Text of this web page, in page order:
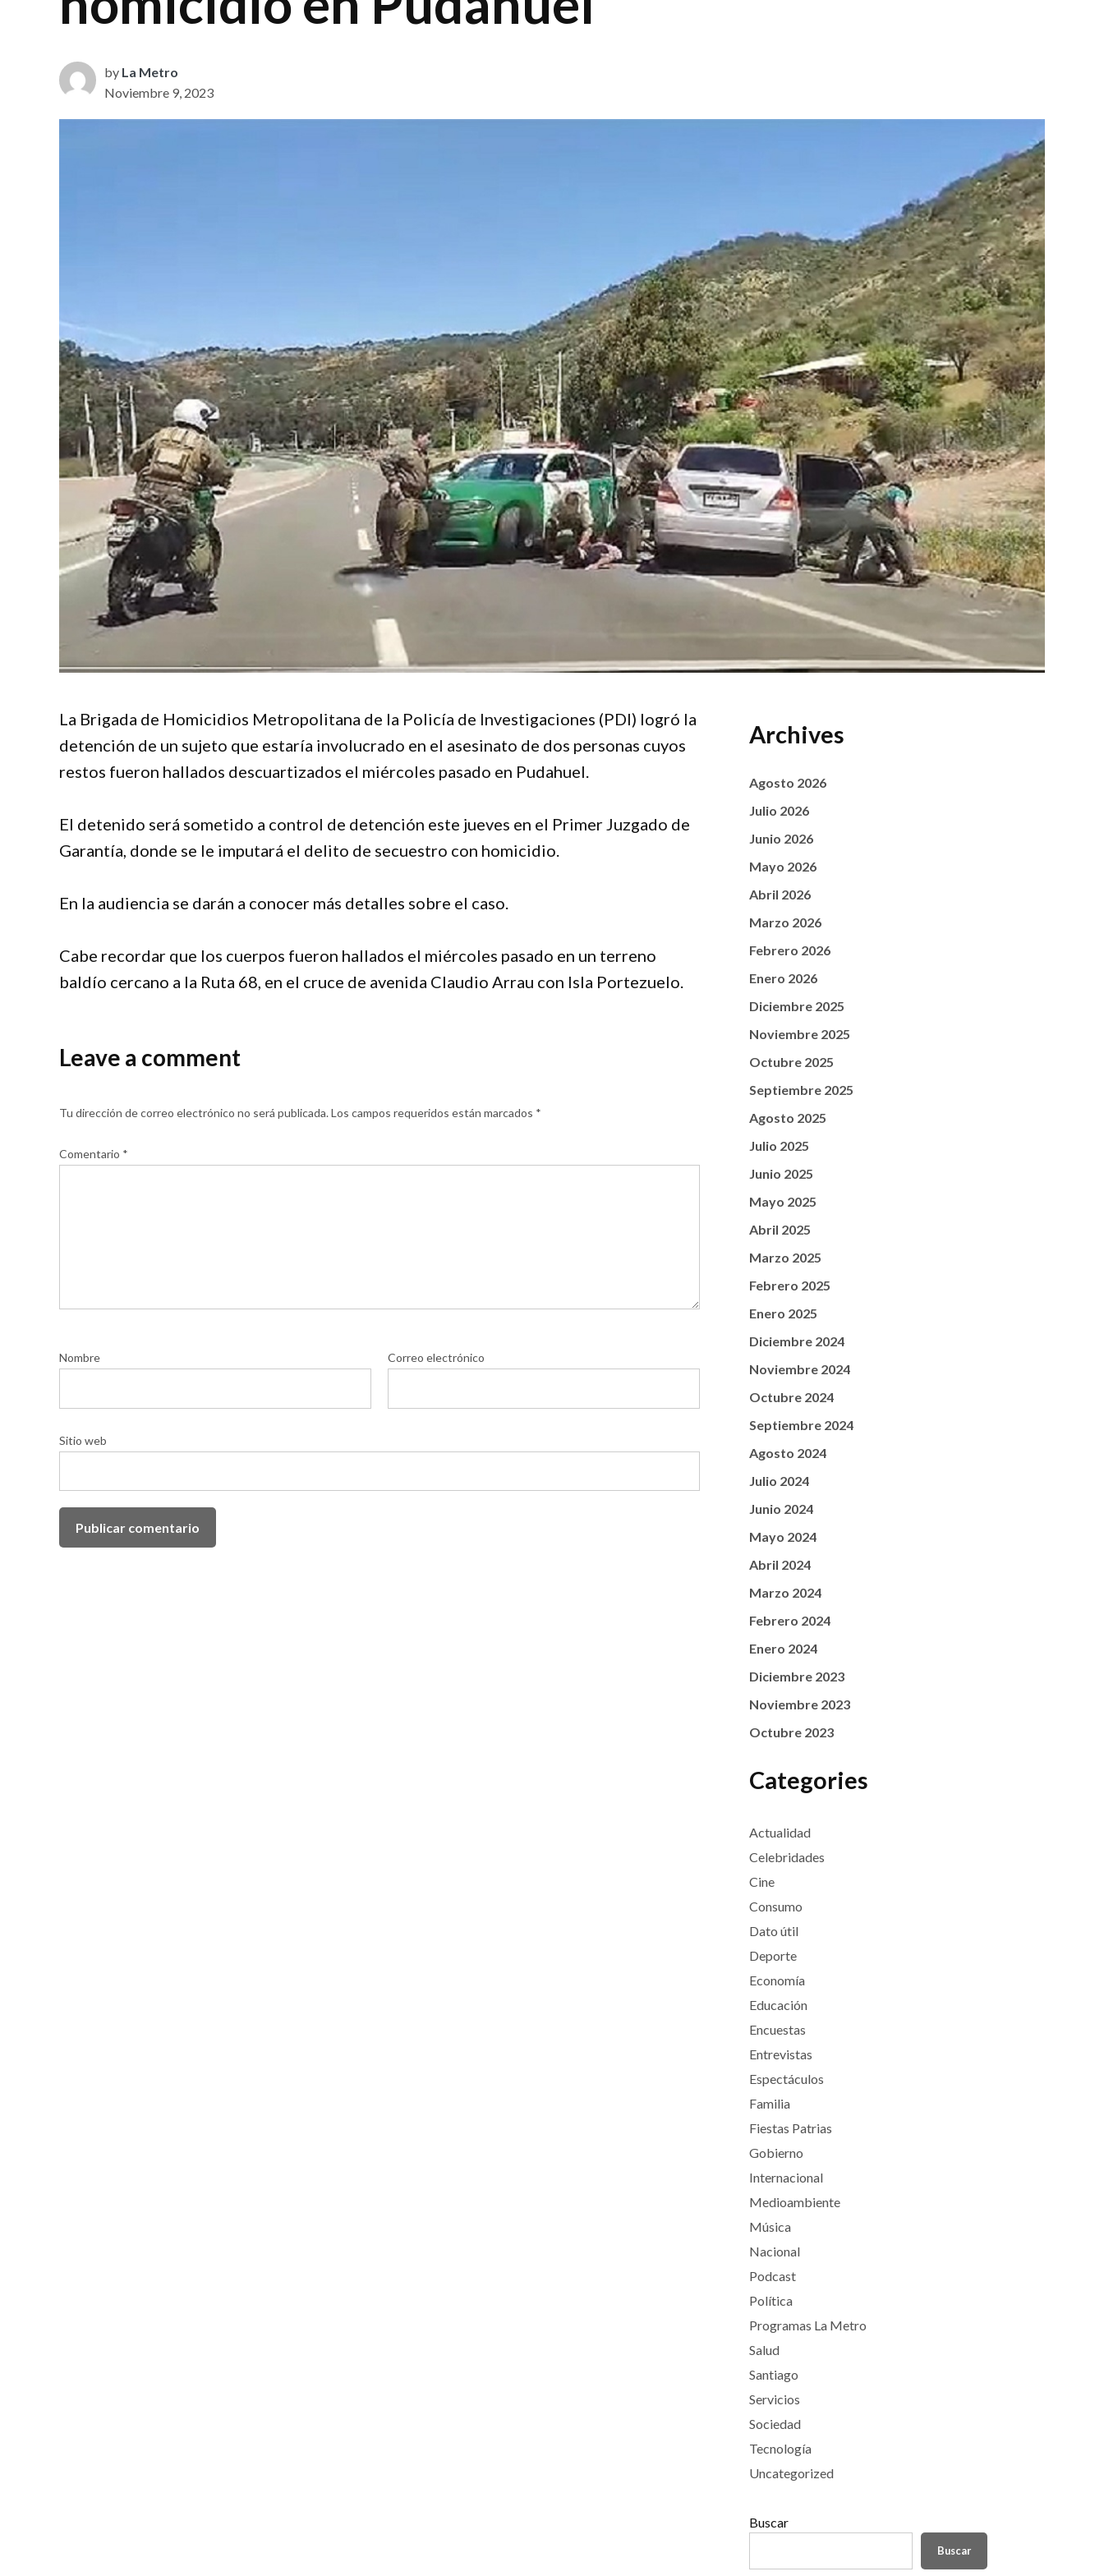
by La Metro
Noviembre 9, 2023
La Brigada de Homicidios Metropolitana de la Policía de Investigaciones (PDI) logró la
detención de un sujeto que estaría involucrado en el asesinato de dos personas cuyos
restos fueron hallados descuartizados el miércoles pasado en Pudahuel.
El detenido será sometido a control de detención este jueves en el Primer Juzgado de
Garantía, donde se le imputará el delito de secuestro con homicidio.
En la audiencia se darán a conocer más detalles sobre el caso.
Cabe recordar que los cuerpos fueron hallados el miércoles pasado en un terreno
baldío cercano a la Ruta 68, en el cruce de avenida Claudio Arrau con Isla Portezuelo.
Leave a comment
Tu dirección de correo electrónico no será publicada.Los campos requeridos están marcados *
Comentario *
Nombre Correo electrónico
Sitio web
Archives
Agosto 2026
Julio 2026
Junio 2026
Mayo 2026
Abril 2026
Marzo 2026
Febrero 2026
Enero 2026
Diciembre 2025
Noviembre 2025
Octubre 2025
Septiembre 2025
Agosto 2025
Julio 2025
Junio 2025
Mayo 2025
Abril 2025
Marzo 2025
Febrero 2025
Enero 2025
Diciembre 2024
Noviembre 2024
Octubre 2024
Septiembre 2024
Agosto 2024
Julio 2024
Junio 2024
Mayo 2024
Abril 2024
Marzo 2024
Febrero 2024
Enero 2024
Diciembre 2023
Noviembre 2023
Octubre 2023
Categories
Actualidad
Celebridades
Cine
Consumo
Dato útil
Deporte
Economía
Educación
Encuestas
Entrevistas
Espectáculos
Familia
Fiestas Patrias
Gobierno
Internacional
Medioambiente
Música
Nacional
Podcast
Política
Programas La Metro
Salud
Santiago
Servicios
Sociedad
Tecnología
Uncategorized
Buscar
Buscar